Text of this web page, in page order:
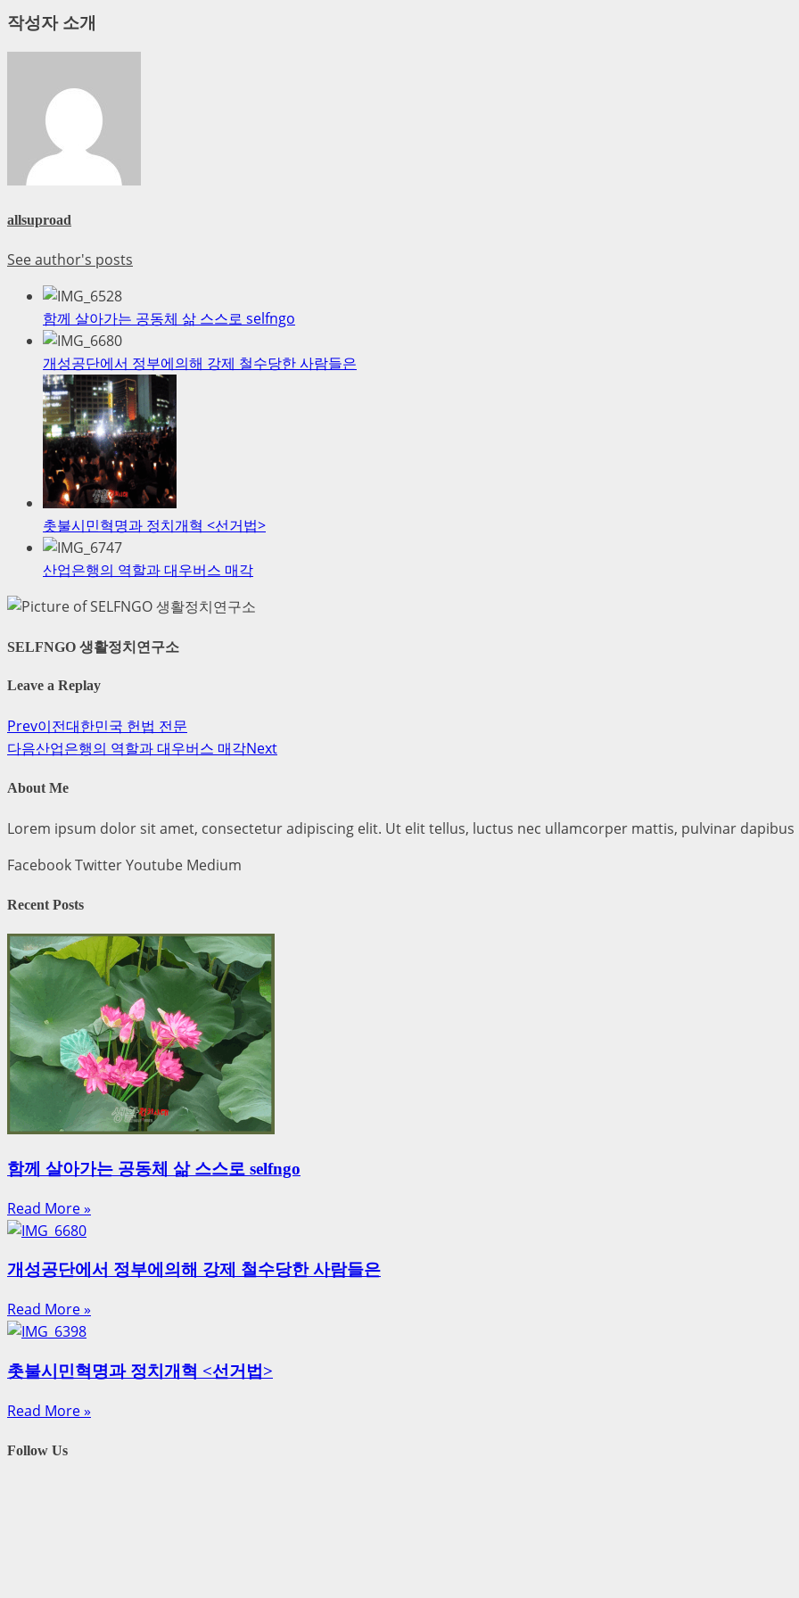
작성자 소개
allsuproad
See author's posts
함께 살아가는 공동체 삶 스스로 selfngo
개성공단에서 정부에의해 강제 철수당한 사람들은
촛불시민혁명과 정치개혁 <선거법>
산업은행의 역할과 대우버스 매각
SELFNGO 생활정치연구소
Leave a Replay
Prev이전대한민국 헌법 전문
다음산업은행의 역할과 대우버스 매각Next
About Me
Lorem ipsum dolor sit amet, consectetur adipiscing elit. Ut elit tellus, luctus nec ullamcorper mattis, pulvinar dapibus
FacebookTwitterYoutube Medium
Recent Posts
함께 살아가는 공동체 삶 스스로 selfngo
Read More »
개성공단에서 정부에의해 강제 철수당한 사람들은
Read More »
촛불시민혁명과 정치개혁 <선거법>
Read More »
Follow Us